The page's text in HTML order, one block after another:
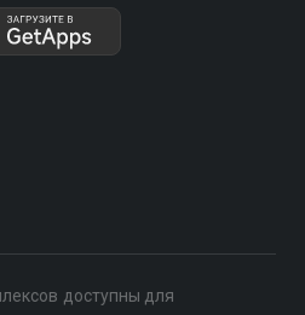
доступны для